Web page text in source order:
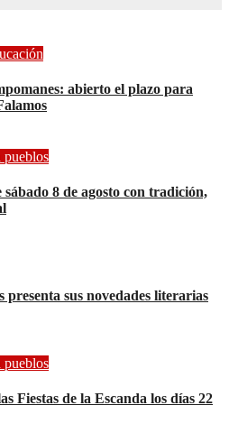
abierto el plazo para
pueblos
sábado 8 de agosto con tradición,
presenta sus novedades literarias
pueblos
Fiestas de la Escanda los días 22